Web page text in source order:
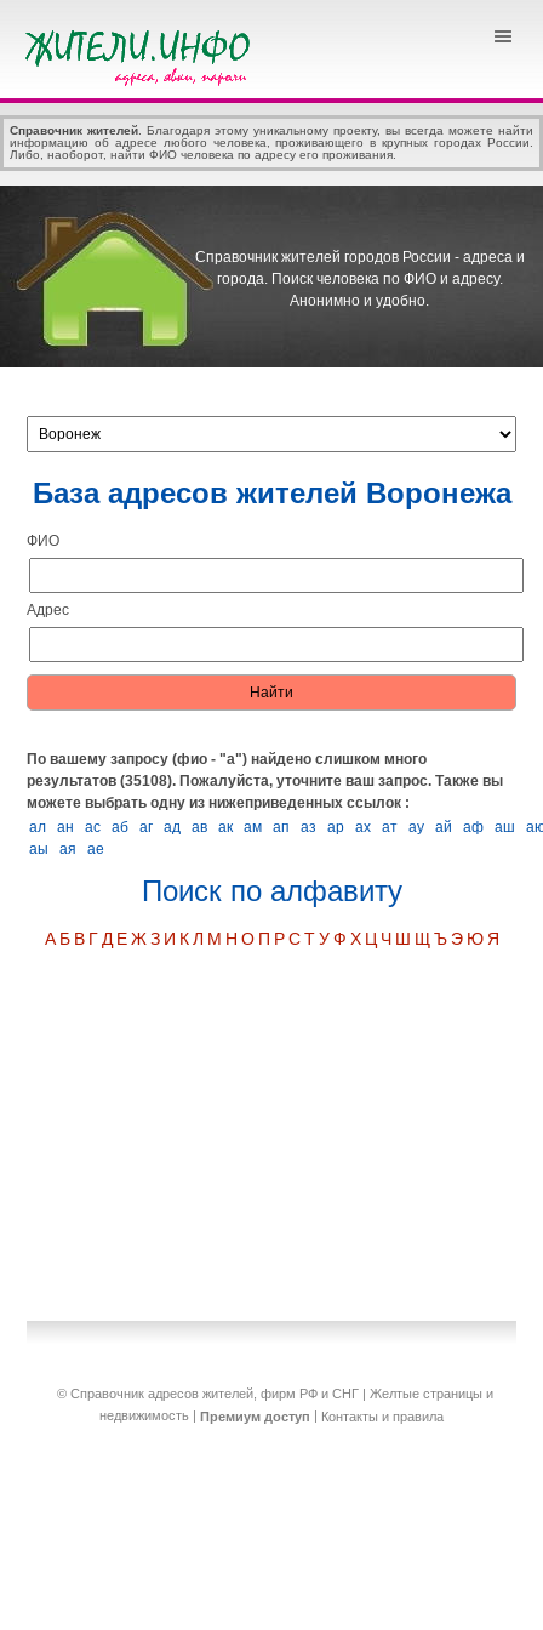
Справочник жителей . Благодаря этому уникальному проекту, вы всегда можете найти
информацию об адресе любого человека, проживающего в крупных городах России.
Либо, наоборот, найти ФИО человека по адресу его проживания.
Справочник жителей городов России - адреса и
города. Поиск человека по ФИО и адресу.
Анонимно и удобно.
База адресов жителей Воронежа
ФИО
Адрес
По вашему запросу (фио - "а") найдено слишком много
результатов (35108). Пожалуйста, уточните ваш запрос.Также вы
можете выбрать одну из нижеприведенных ссылок :
ал
ан ас аб аг ад ав ак ам ап аз ар ах ат ау ай аф аш
аы
ая ае
Поиск по алфавиту
А Б В Г Д Е Ж З И К Л М Н О П Р С Т У Ф Х Ц Ч Ш Щ Ъ Э Ю Я
© Справочник адресов жителей, фирм РФ и СНГ | Желтые страницы и
недвижимость | Премиум доступ | Контакты и правила